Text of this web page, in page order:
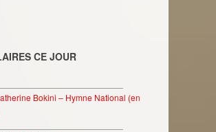
CE JOUR
Bokini – Hymne National (en